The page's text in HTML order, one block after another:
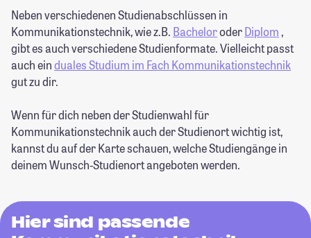
Neben verschiedenen Studienabschlüssen in
Kommunikationstechnik, wie z.B. BacheloroderDiplom ,
gibt es auch verschiedene Studienformate. Vielleicht passt
auch einduales Studium im Fach Kommunikationstechnik
gut zu dir.
Wenn für dich neben der Studienwahl für
Kommunikationstechnik auch der Studienort wichtig ist,
kannst du auf der Karte schauen, welche Studiengänge in
deinem Wunsch-Studienort angeboten werden.
Hier sind passende